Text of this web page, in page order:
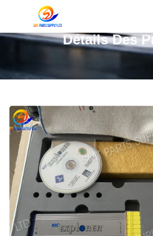
Détails Des